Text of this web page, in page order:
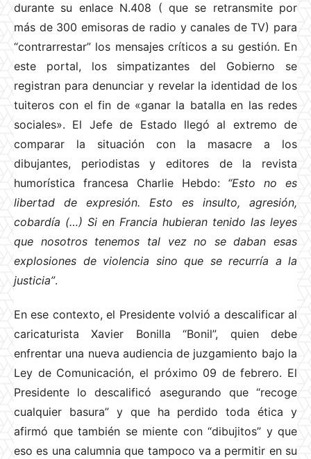
durante su enlace N.408 ( que se retransmite por
más de 300 emisoras de radio y canales de TV) para
“contrarrestar” los mensajes críticos a su gestión. En
este portal, los simpatizantes del Gobierno se
registran para denunciar y revelar la identidad de los
tuiteros con el fin de «ganar la batalla en las redes
sociales». El Jefe de Estado llegó al extremo de
comparar la situación con la masacre a los
dibujantes, periodistas y editores de la revista
humorística francesa Charlie Hebdo: “Esto no es
libertad de expresión. Esto es insulto, agresión,
cobardía (…) Si en Francia hubieran tenido las leyes
que nosotros tenemos tal vez no se daban esas
explosiones de violencia sino que se recurría a la
justicia”.
En ese contexto, el Presidente volvió a descalificar al
caricaturista Xavier Bonilla “Bonil”, quien debe
enfrentar una nueva audiencia de juzgamiento bajo la
Ley de Comunicación, el próximo 09 de febrero. El
Presidente lo descalificó asegurando que “recoge
cualquier basura” y que ha perdido toda ética y
afirmó que también se miente con “dibujitos” y que
eso es una calumnia que tampoco va a permitir en su